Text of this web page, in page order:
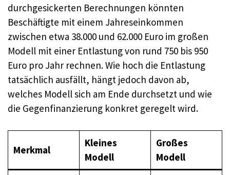
durchgesickerten Berechnungen könnten
Beschäftigte mit einem Jahreseinkommen
zwischen etwa 38.000 und 62.000 Euro im großen
Modell mit einer Entlastung von rund 750 bis 950
Euro pro Jahr rechnen. Wie hoch die Entlastung
tatsächlich ausfällt, hängt jedoch davon ab,
welches Modell sich am Ende durchsetzt und wie
die Gegenfinanzierung konkret geregelt wird.
Merkmal
Kleines
Modell
Großes
Modell